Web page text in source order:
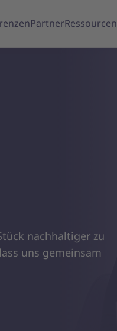
PartnerRessourcen
nachhaltiger zu
uns gemeinsam